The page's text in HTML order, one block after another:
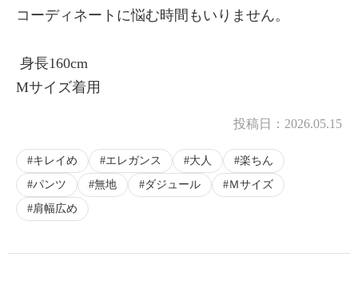
コーディネートに悩む時間もいりません。
身長160cm
Mサイズ着用
投稿日： 2026.05.15
キレイめ エレガンス 大人
楽ちん
パンツ
無地 ダジュール
Ｍサイズ
肩幅広め